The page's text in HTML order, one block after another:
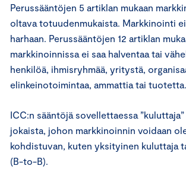
Perussääntöjen 5 artiklan mukaan
oltava totuudenmukaista. Markkinointi
harhaan. Perussääntöjen 12 artiklan
markkinoinnissa ei saa halventaa tai
henkilöä, ihmisryhmää, yritystä,
elinkeinotoimintaa, ammattia tai tuotetta.
ICC:n sääntöjä sovellettaessa
jokaista, johon markkinoinnin voidaan
kohdistuvan, kuten yksityinen kuluttaja
(B-to-B).